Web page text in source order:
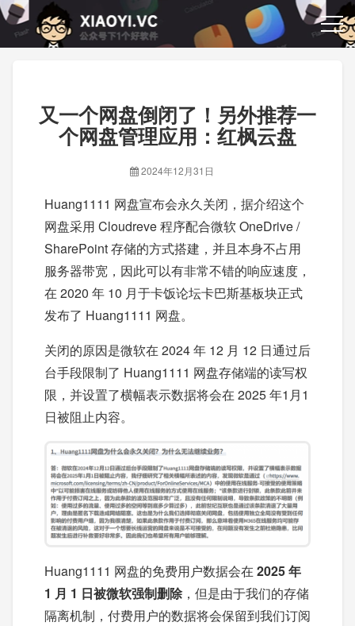
又一个网盘倒闭了！另外推荐一
个网盘管理应用：红枫云盘
2024年12月31日
Huang1111 网盘宣布会永久关闭，据介绍这个
网盘采用 Cloudreve 程序配合微软 OneDrive /
SharePoint 存储的方式搭建，并且本身不占用
服务器带宽，因此可以有非常不错的响应速度，
在 2020 年 10 月于卡饭论坛卡巴斯基板块正式
发布了 Huang1111 网盘。
关闭的原因是微软在 2024 年 12 月 12 日通过后
台手段限制了 Huang1111 网盘存储端的读写权
限，并设置了横幅表示数据将会在 2025 年1月1
日被阻止内容。
Huang1111 网盘的免费用户数据会在 2025 年
1 月 1 日被微软强制删除，但是由于我们的存储
隔离机制，付费用户的数据将会保留到我们订阅